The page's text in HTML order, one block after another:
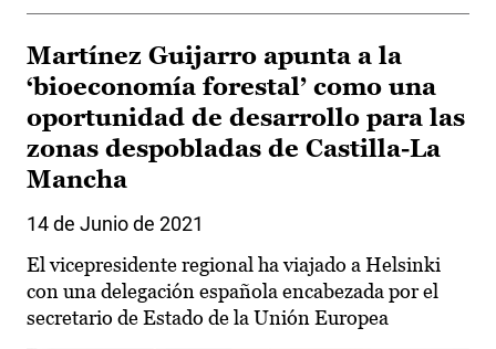
Martínez Guijarro apunta a la
‘bioeconomía forestal’ como una
oportunidad de desarrollo para las
zonas despobladas de Castilla-La
Mancha
14 de Junio de 2021
El vicepresidente regional ha viajado a Helsinki
con una delegación española encabezada por el
secretario de Estado de la Unión Europea